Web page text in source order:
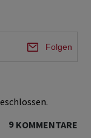
Folgen
9 KOMMENTARE